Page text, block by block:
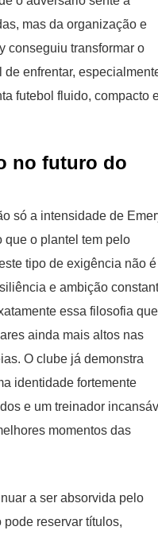
mas da organização e
conseguiu transformar o
enfrentar,
futebol fluido, compacto
no futuro do
só a intensidade de
que o plantel tem pelo
tipo de exigência não é
e ambição
essa filosofia que
ainda mais altos nas
O clube já demonstra
identidade fortemente
e um treinador
momentos das
a ser absorvida pelo
pode reservar títulos,